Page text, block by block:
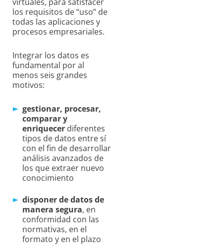
los requisitos de “uso” de
todas las aplicaciones y
procesos empresariales.
Integrar los datos es
fundamental por al
menos seis grandes
motivos:
gestionar, procesar,
comparar y
enriquecer diferentes
tipos de datos entre sí
con el fin de desarrollar
análisis avanzados de
los que extraer nuevo
conocimiento
disponer de datos de
manera segura, en
conformidad con las
normativas, en el
formato y en el plazo